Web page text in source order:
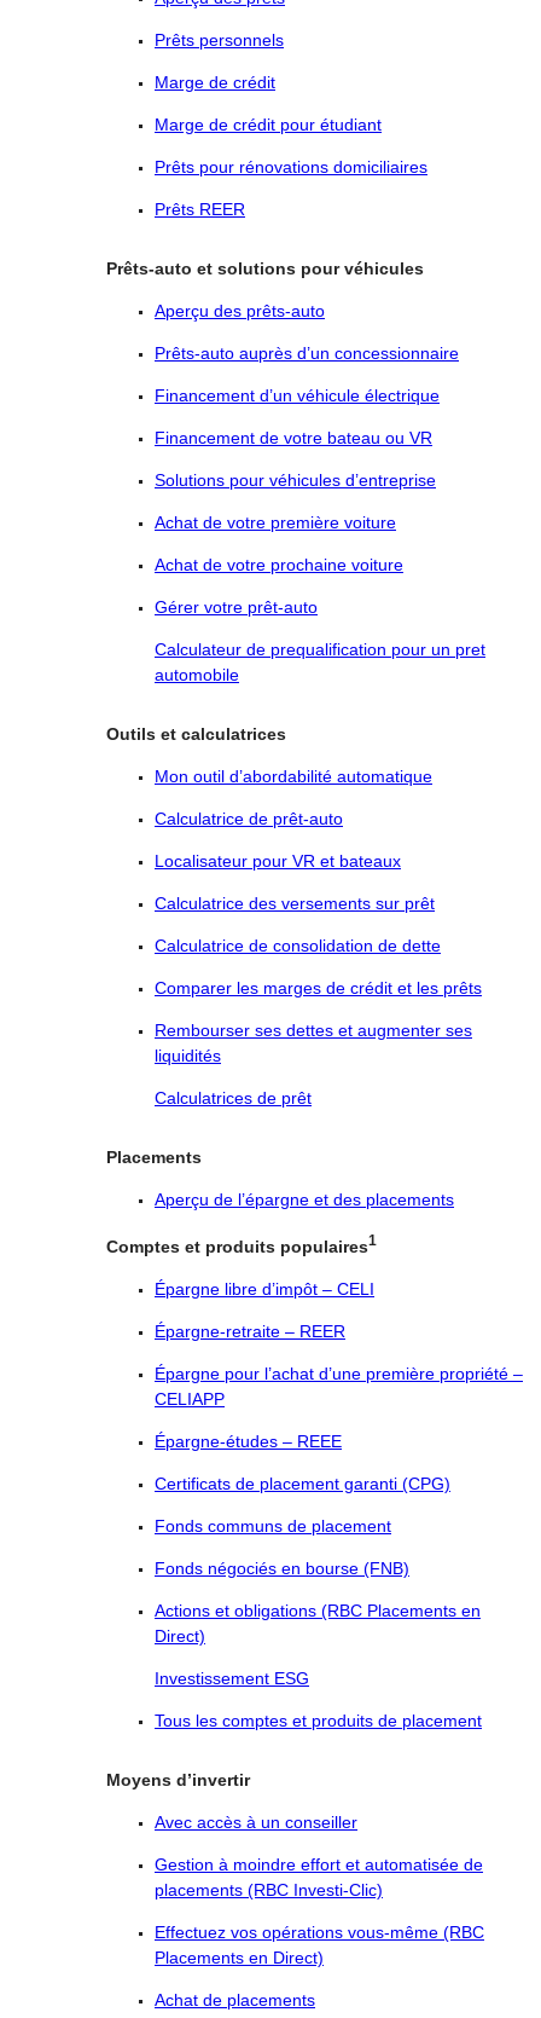
Prêts personnels
Marge de crédit
Marge de crédit pour étudiant
Prêts pour rénovations domiciliaires
Prêts REER
Prêts-auto et solutions pour véhicules
Aperçu des prêts-auto
Prêts-auto auprès d’un concessionnaire
Financement d’un véhicule électrique
Financement de votre bateau ou VR
Solutions pour véhicules d’entreprise
Achat de votre première voiture
Achat de votre prochaine voiture
Gérer votre prêt-auto
Calculateur de prequalification pour un pret
automobile
Outils et calculatrices
Mon outil d’abordabilité automatique
Calculatrice de prêt-auto
Localisateur pour VR et bateaux
Calculatrice des versements sur prêt
Calculatrice de consolidation de dette
Comparer les marges de crédit et les prêts
Rembourser ses dettes et augmenter ses
liquidités
Calculatrices de prêt
Placements
Aperçu de l’épargne et des placements
Comptes et produits populaires1
Épargne libre d’impôt – CELI
Épargne-retraite – REER
Épargne pour l’achat d’une première propriété –
CELIAPP
Épargne-études – REEE
Certificats de placement garanti (CPG)
Fonds communs de placement
Fonds négociés en bourse (FNB)
Actions et obligations (RBC Placements en
Direct)
Investissement ESG
Tous les comptes et produits de placement
Moyens d’invertir
Avec accès à un conseiller
Gestion à moindre effort et automatisée de
placements (RBC Investi-Clic)
Effectuez vos opérations vous-même (RBC
Placements en Direct)
Achat de placements